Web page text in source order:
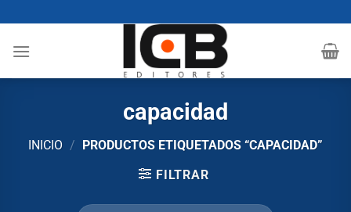
al
contenido
capacidad
INICIO /
PRODUCTOS ETIQUETADOS “CAPACIDAD”
FILTRAR